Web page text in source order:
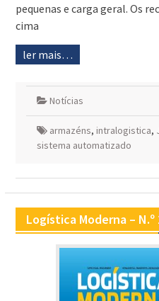
pequenas e carga geral. Os
cima
ler mais…
Notícias
armazéns, intralogistica,
sistema automatizado
Logística Moderna – N.º